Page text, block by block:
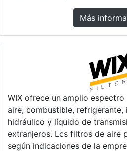
Más
WIX ofrece un amplio
aire, combustible, refrigerante,
hidráulico y líquido de
extranjeros. Los filtros de aire
según indicaciones de la